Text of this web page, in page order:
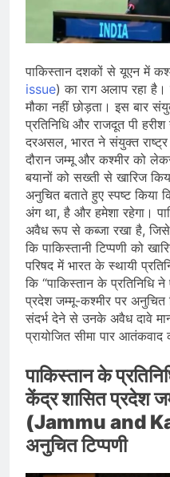
भारत ने 39
स्थान पर
August 8,
स्वतंत्रता
तैयारियाँ तेज़
August 7,
IMD ने कई
चेतावनी
हाई अलर्ट
August 7,
पाकिस्तान दशकों से यूएन में
issue) का राग अलाप रहा
मौका नहीं छोड़ता। इस बार
प्रतिनिधि और राजदूत पी
दरअसल, भारत ने संयुक्त
दौरान जम्मू और कश्मीर को
बयानों को सख्ती से खारिज
अनुचित बताते हुए स्पष्ट किया
अंग था, है और हमेशा रहेगा।
अवैध रूप से कब्जा रखा है, जिसे
कि पाकिस्तानी टिप्पणी को
परिषद में भारत के स्थायी
कि “पाकिस्तान के प्रतिनिधि
प्रदेश जम्मू-कश्मीर पर अनुचित
संदर्भ देने से उनके अवैध दावे
प्रायोजित सीमा पार
पाकिस्तान के
केंद्र शासित प्रदेश
(Jammu and
अनुचित टिप्पणी